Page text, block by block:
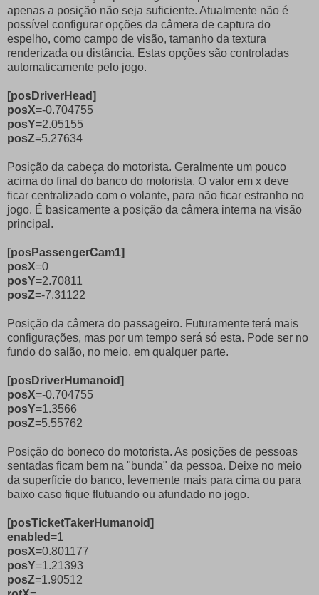
apenas a posição não seja suficiente. Atualmente não é
possível configurar opções da câmera de captura do
espelho, como campo de visão, tamanho da textura
renderizada ou distância. Estas opções são controladas
automaticamente pelo jogo.
[posDriverHead]
posX=-0.704755
posY=2.05155
posZ=5.27634
Posição da cabeça do motorista. Geralmente um pouco
acima do final do banco do motorista. O valor em x deve
ficar centralizado com o volante, para não ficar estranho no
jogo. É basicamente a posição da câmera interna na visão
principal.
[posPassengerCam1]
posX=0
posY=2.70811
posZ=-7.31122
Posição da câmera do passageiro. Futuramente terá mais
configurações, mas por um tempo será só esta. Pode ser no
fundo do salão, no meio, em qualquer parte.
[posDriverHumanoid]
posX=-0.704755
posY=1.3566
posZ=5.55762
Posição do boneco do motorista. As posições de pessoas
sentadas ficam bem na "bunda" da pessoa. Deixe no meio
da superfície do banco, levemente mais para cima ou para
baixo caso fique flutuando ou afundado no jogo.
[posTicketTakerHumanoid]
enabled=1
posX=0.801177
posY=1.21393
posZ=1.90512